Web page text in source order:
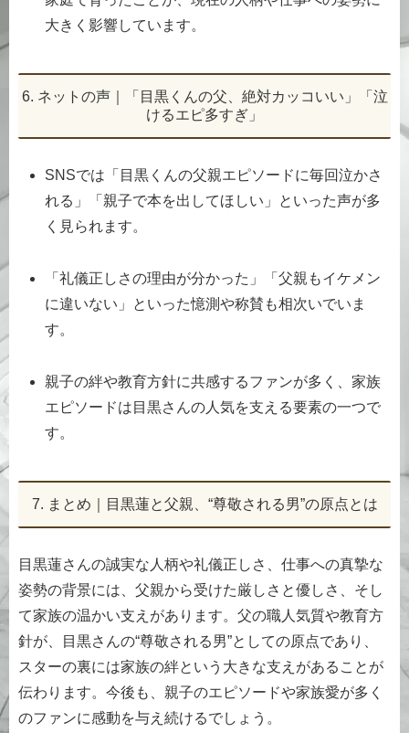
大きく影響しています。
6. ネットの声｜「目黒くんの父、絶対カッコいい」「泣
けるエピ多すぎ」
SNSでは「目黒くんの父親エピソードに毎回泣かさ
れる」「親子で本を出してほしい」といった声が多
く見られます。
「礼儀正しさの理由が分かった」「父親もイケメン
に違いない」といった憶測や称賛も相次いでいま
す。
親子の絆や教育方針に共感するファンが多く、家族
エピソードは目黒さんの人気を支える要素の一つで
す。
7. まとめ｜目黒蓮と父親、“尊敬される男”の原点とは
目黒蓮さんの誠実な人柄や礼儀正しさ、仕事への真摯な
姿勢の背景には、父親から受けた厳しさと優しさ、そし
て家族の温かい支えがあります。父の職人気質や教育方
針が、目黒さんの“尊敬される男”としての原点であり、
スターの裏には家族の絆という大きな支えがあることが
伝わります。今後も、親子のエピソードや家族愛が多く
のファンに感動を与え続けるでしょう。